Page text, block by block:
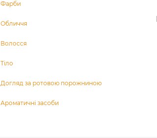
Фарби
Обличчя
Волосся
Тіло
Догляд за ротовою порожниною
Ароматичні засоби